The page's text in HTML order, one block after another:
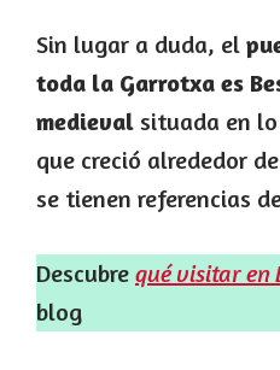
Sin lugar a duda, el
toda la Garrotxa es
medieval situada en
que creció alrededor
se tienen referencias
Descubre qué visitar en
blog